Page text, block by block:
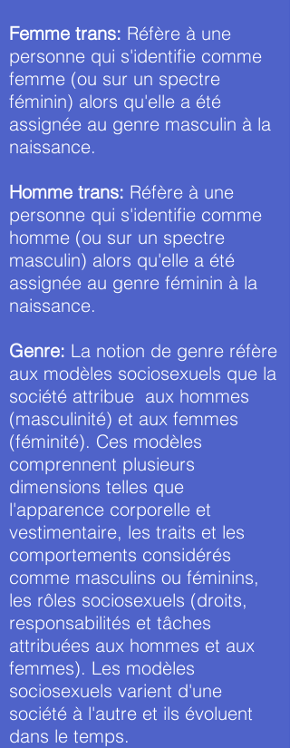
Femme trans: Réfère à une
personne qui s'identifie comme
femme (ou sur un spectre
féminin) alors qu'elle a été
assignée au genre masculin à la
naissance.
Homme trans: Réfère à une
personne qui s'identifie comme
homme (ou sur un spectre
masculin) alors qu'elle a été
assignée au genre féminin à la
naissance.
Genre: La notion de genre réfère
aux modèles sociosexuels que la
société attribue aux hommes
(masculinité) et aux femmes
(féminité). Ces modèles
comprennent plusieurs
dimensions telles que
l'apparence corporelle et
vestimentaire, les traits et les
comportements considérés
comme masculins ou féminins,
les rôles sociosexuels (droits,
responsabilités et tâches
attribuées aux hommes et aux
femmes). Les modèles
sociosexuels varient d'une
société à l'autre et ils évoluent
dans le temps.